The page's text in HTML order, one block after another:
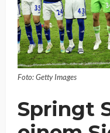
Foto: Getty Images
Springt